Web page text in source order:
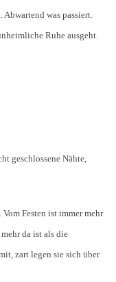
was passiert.
Ruhe ausgeht.
geschlossene Nähte,
Festen ist immer mehr
da ist als die
zart legen sie sich über